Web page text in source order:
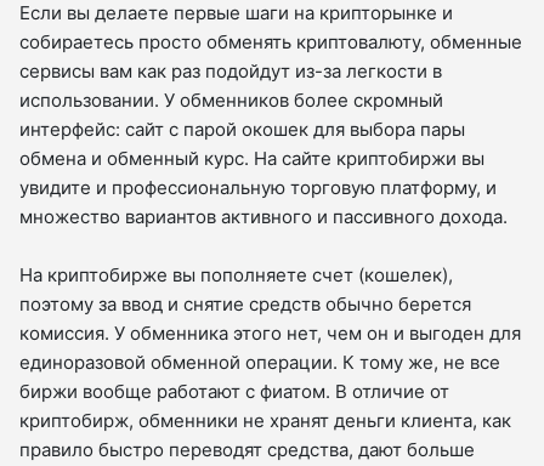
Если вы делаете первые шаги на крипторынке и
собираетесь просто обменять криптовалюту, обменные
сервисы вам как раз подойдут из-за легкости в
использовании. У обменников более скромный
интерфейс: сайт с парой окошек для выбора пары
обмена и обменный курс. На сайте криптобиржи вы
увидите и профессиональную торговую платформу, и
множество вариантов активного и пассивного дохода.
На криптобирже вы пополняете счет (кошелек),
поэтому за ввод и снятие средств обычно берется
комиссия. У обменника этого нет, чем он и выгоден для
единоразовой обменной операции. К тому же, не все
биржи вообще работают с фиатом. В отличие от
криптобирж, обменники не хранят деньги клиента, как
правило быстро переводят средства, дают больше